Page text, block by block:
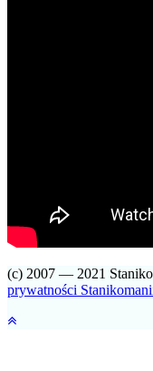
(c) 2007 — 2021
prywatności